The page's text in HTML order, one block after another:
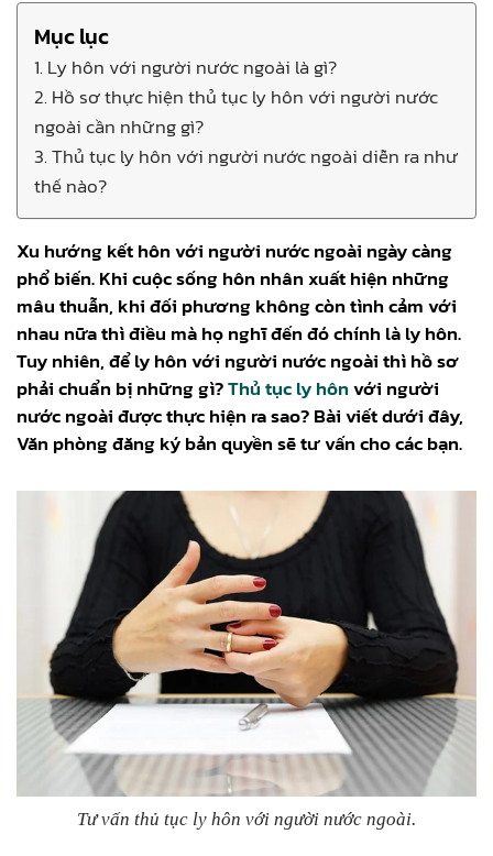
Mục lục
1. Ly hôn với người nước ngoài là gì?
2. Hồ sơ thực hiện thủ tục ly hôn với người nước
ngoài cần những gì?
3. Thủ tục ly hôn với người nước ngoài diễn ra như
thế nào?
Xu hướng kết hôn với người nước ngoài ngày càng
phổ biến. Khi cuộc sống hôn nhân xuất hiện những
mâu thuẫn, khi đối phương không còn tình cảm với
nhau nữa thì điều mà họ nghĩ đến đó chính là ly hôn.
Tuy nhiên, để ly hôn với người nước ngoài thì hồ sơ
phải chuẩn bị những gì?Thủ tục ly hônvới người
nước ngoài được thực hiện ra sao? Bài viết dưới đây,
Văn phòng đăng ký bản quyền sẽ tư vấn cho các bạn.
Tư vấn thủ tục ly hôn với người nước ngoài.